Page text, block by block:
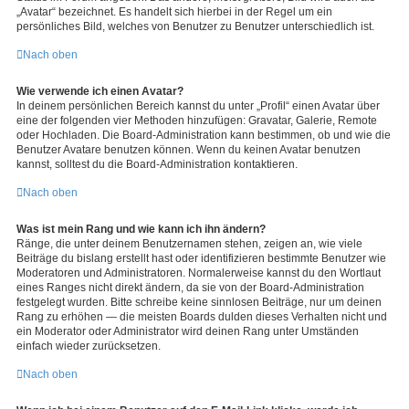
„Avatar“ bezeichnet. Es handelt sich hierbei in der Regel um ein
persönliches Bild, welches von Benutzer zu Benutzer unterschiedlich ist.
Nach oben
Wie verwende ich einen Avatar?
In deinem persönlichen Bereich kannst du unter „Profil“ einen Avatar über
eine der folgenden vier Methoden hinzufügen: Gravatar, Galerie, Remote
oder Hochladen. Die Board-Administration kann bestimmen, ob und wie die
Benutzer Avatare benutzen können. Wenn du keinen Avatar benutzen
kannst, solltest du die Board-Administration kontaktieren.
Nach oben
Was ist mein Rang und wie kann ich ihn ändern?
Ränge, die unter deinem Benutzernamen stehen, zeigen an, wie viele
Beiträge du bislang erstellt hast oder identifizieren bestimmte Benutzer wie
Moderatoren und Administratoren. Normalerweise kannst du den Wortlaut
eines Ranges nicht direkt ändern, da sie von der Board-Administration
festgelegt wurden. Bitte schreibe keine sinnlosen Beiträge, nur um deinen
Rang zu erhöhen — die meisten Boards dulden dieses Verhalten nicht und
ein Moderator oder Administrator wird deinen Rang unter Umständen
einfach wieder zurücksetzen.
Nach oben